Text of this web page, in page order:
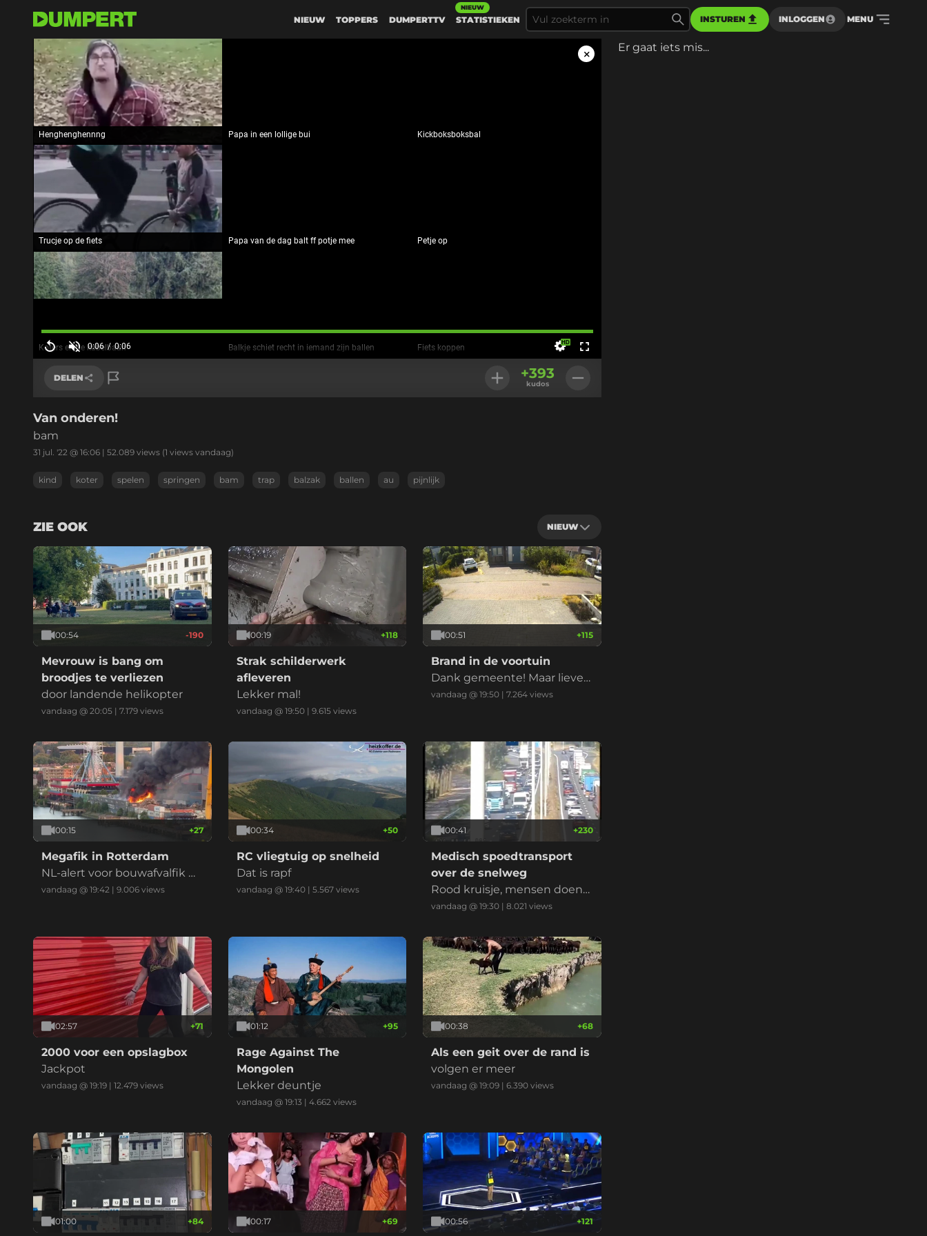
NIEUW TOPPERS DUMPERTTV STATISTIEKEN
NIEUW
INSTUREN INLOGGEN MENU
Er gaat iets mis...
Henghenghennng
Trucje op de fiets
Koters en de kabelbaan
Papa in een lollige bui
Papa van de dag balt ff potje mee
Balkje schiet recht in iemand zijn ballen
Kickboksboksbal
Petje op
Fiets koppen
Huidige
tijd
0:06 / 0:06
Geladen:
100.00%
DELEN
Link kopiëren
+393
kudos
Van onderen!
bam
31 jul. '22 @ 16:06 | 52.089 views (1 views vandaag)
kind koter spelen springen bam trap balzak ballen au pijnlijk
ZIE OOK NIEUW
00:54 -190
Mevrouw is bang om
broodjes te verliezen
door landende helikopter
vandaag @ 20:05 | 7.179 views
00:19 +118
Strak schilderwerk
afleveren
Lekker mal!
vandaag @ 19:50| 9.615views
00:51 +115
Brand in de voortuin
Dank gemeente! Maar liever
niet nu met de droogte
vandaag @ 19:50 |7.264 views
00:15 +27
Megafik in Rotterdam
NL-alert voor bouwafvalfik m
et zwarte reauk bij recycling
vandaag @ 19:42 | 9.006 views
00:34 +50
RC vliegtuig op snelheid
Dat is rapf
vandaag @ 19:40| 5.567views
00:41 +230
Medisch spoedtransport
over de snelweg
Rood kruisje, mensen doen
normaal, ambu erlangs, klaar
vandaag @ 19:30 |8.021 views
02:57 +71
2000 voor een opslagbox
Jackpot
vandaag @ 19:19 | 12.479 views
01:12 +95
Rage Against The
Mongolen
Lekker deuntje
vandaag @ 19:13 | 4.662 views
00:38 +68
Als een geit over de rand is
volgen er meer
vandaag @ 19:09 |6.390 views
01:00 +84 00:17 +69 00:56 +121